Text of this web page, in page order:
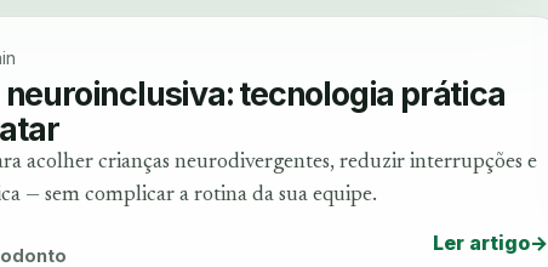
tecnologia prática
acolher crianças neurodivergentes, reduzir interrupções e
— sem complicar a rotina da sua equipe.
Ler artigo→